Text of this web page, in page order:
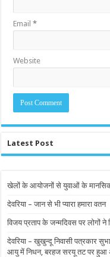
Email*
Website
Latest Post
खेलों के आयोजनों से युवाओं के मानसिक
देवरिया – जान से भी प्यारा हमारा वतन
विजय प्रताप के जन्मदिवस पर लोगों
देवरिया – खुखुन्दू निवासी पत्रकार
आयु में निधन, बरहज सरयू तट पर हुआ